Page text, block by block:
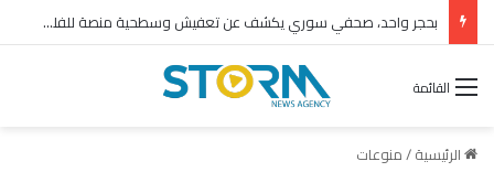
القائمة
الرئيسية/منوعات